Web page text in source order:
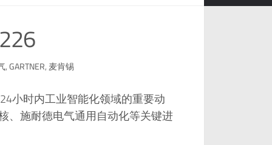
,GARTNER, 麦肯锡
小时内工业智能化领域的重要动
、施耐德电气通用自动化等关键进